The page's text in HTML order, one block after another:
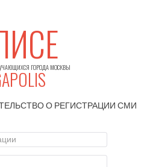
ГОРОДА МОСКВЫ
О РЕГИСТРАЦИИСМИ